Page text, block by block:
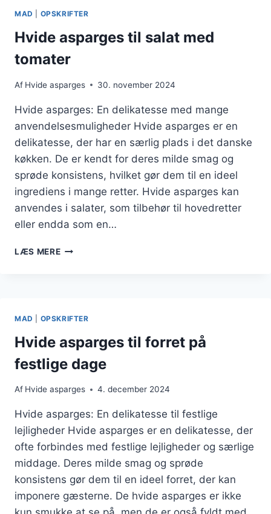
MAD OPSKRIFTER
Hvide asparges til salat med
tomater
Af Hvide asparges 30. november 2024
Hvide asparges: En delikatesse med mange
anvendelsesmuligheder Hvide asparges er en
delikatesse, der har en særlig plads i det danske
køkken. De er kendt for deres milde smag og
sprøde konsistens, hvilket gør dem til en ideel
ingrediens i mange retter. Hvide asparges kan
anvendes i salater, som tilbehør til hovedretter
eller endda som en…
LÆS MEREHVIDE
MAD OPSKRIFTER
Hvide asparges til forret på
festlige dage
Af Hvide asparges 4. december 2024
Hvide asparges: En delikatesse til festlige
lejligheder Hvide asparges er en delikatesse, der
ofte forbindes med festlige lejligheder og særlige
middage. Deres milde smag og sprøde
konsistens gør dem til en ideel forret, der kan
imponere gæsterne. De hvide asparges er ikke